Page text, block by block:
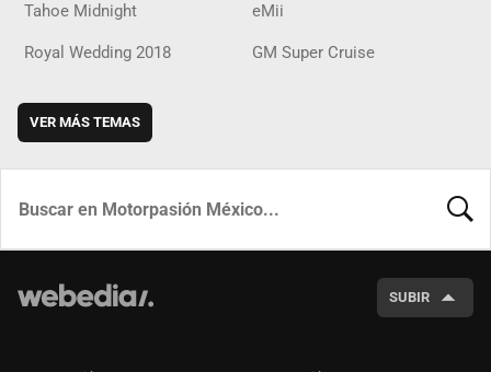
Tahoe Midnight eMii
Royal Wedding 2018 GM Super Cruise
VER MÁS TEMAS
SUBIR